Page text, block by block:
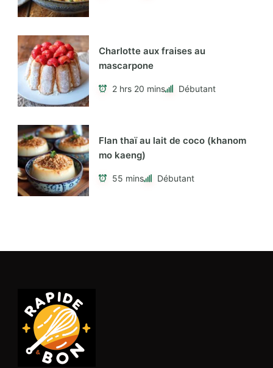
Charlotte aux fraises au
mascarpone
2 hrs 20 mins Débutant
Flan thaï au lait de coco (khanom
mo kaeng)
55 mins Débutant